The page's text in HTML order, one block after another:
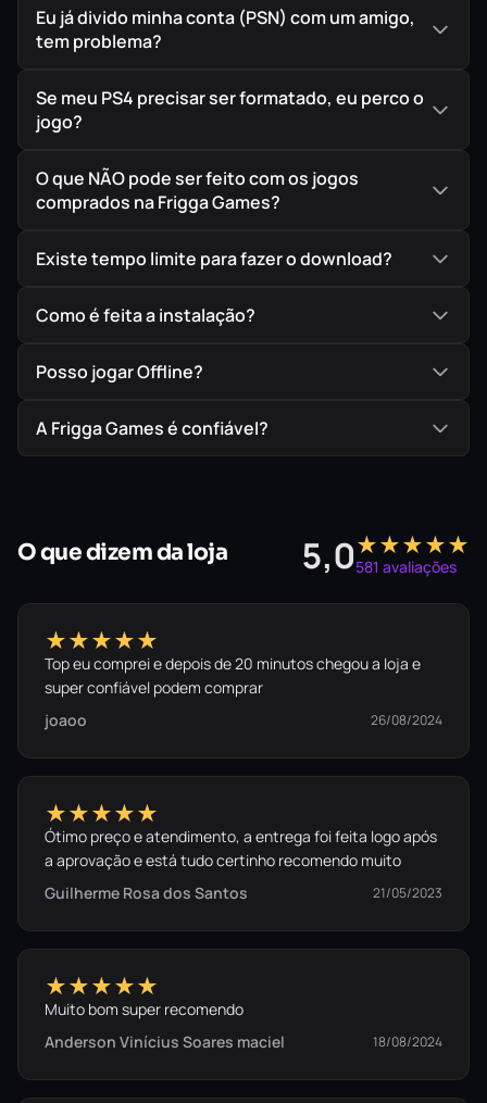
seus papéis deRayStantzeWinstonZeddemore
de alguns novos amigos!
IMPORTANTE!
diretamente na PlayStation Store, a Loja Oficial da Sony,
garantindo assim a melhor procedência possível para
seu jogo em mídia digital.
Eu já divido minha conta (PSN) com um amigo,
tem problema?
Se meu PS4 precisar ser formatado, eu perco o
jogo?
O que NÃO pode ser feito com os jogos
comprados na Frigga Games?
Existe tempo limite para fazer o download?
Como é feita a instalação?
Posso jogar Offline?
A Frigga Games é confiável?
O que dizem da loja 5,0★★★★★
581 avaliações
★★★★★
Top eu comprei e depois de 20 minutos chegou a loja e
super confiável podem comprar
joaoo
26/08/2024
★★★★★
Ótimo preço e atendimento, a entrega foi feita logo após
a aprovação e está tudo certinho recomendo muito
Guilherme Rosa dos Santos
21/05/2023
★★★★★
Muito bom super recomendo
Anderson Vinícius Soares maciel
18/08/2024